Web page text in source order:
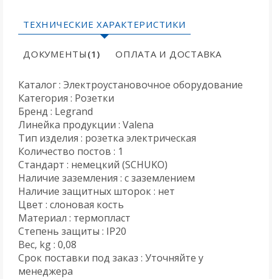
ТЕХНИЧЕСКИЕ ХАРАКТЕРИСТИКИ
ДОКУМЕНТЫ (1) ОПЛАТА И ДОСТАВКА
Каталог : Электроустановочное оборудование
Категория : Розетки
Бренд : Legrand
Линейка продукции : Valena
Тип изделия : розетка электрическая
Количество постов : 1
Стандарт : немецкий (SCHUKO)
Наличие заземления : с заземлением
Наличие защитных шторок : нет
Цвет : слоновая кость
Материал : термопласт
Степень защиты : IP20
Вес, kg : 0,08
Срок поставки под заказ : Уточняйте у
менеджера